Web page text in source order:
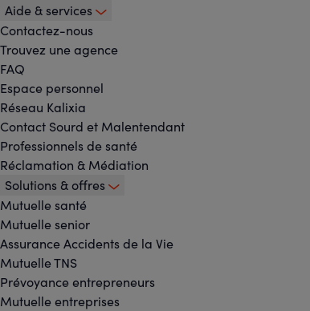
Aide & services
Contactez-nous
Trouvez une agence
FAQ
Espace personnel
Réseau Kalixia
Contact Sourd et Malentendant
Professionnels de santé
Réclamation & Médiation
Solutions & offres
Mutuelle santé
Mutuelle senior
Assurance Accidents de la Vie
Mutuelle TNS
Prévoyance entrepreneurs
Mutuelle entreprises